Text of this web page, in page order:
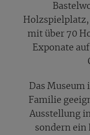
mit über 70
Exponate
Das
Familie
Ausstellung
sondern ein